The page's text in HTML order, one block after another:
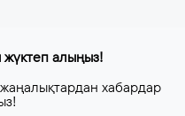
алыңыз!
хабардар